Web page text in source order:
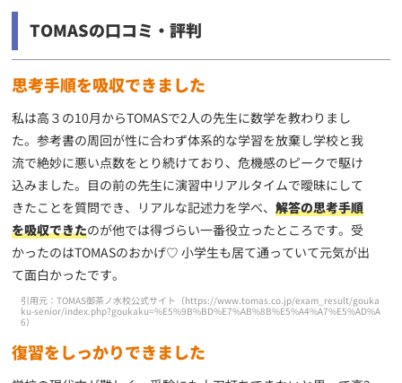
TOMASの口コミ・評判
思考手順を吸収できました
私は高３の10月からTOMASで2人の先生に数学を教わりまし
た。参考書の周回が性に合わず体系的な学習を放棄し学校と我
流で絶妙に悪い点数をとり続けており、危機感のピークで駆け
込みました。目の前の先生に演習中リアルタイムで曖昧にして
きたことを質問でき、リアルな記述力を学べ、解答の思考手順
を吸収できたのが他では得づらい一番役立ったところです。受
かったのはTOMASのおかげ♡ 小学生も居て通っていて元気が出
て面白かったです。
引用元：TOMAS御茶ノ水校公式サイト（https://www.tomas.co.jp/exam_result/gouka
ku-senior/index.php?goukaku=%E5%9B%BD%E7%AB%8B%E5%A4%A7%E5%AD%A
6）
復習をしっかりできました